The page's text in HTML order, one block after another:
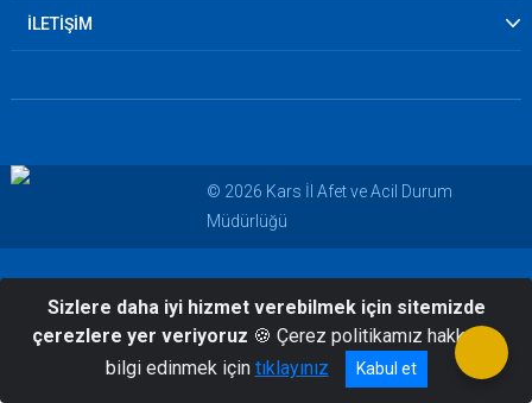
İLETİŞİM
© 2026 Kars İl Afet ve Acil Durum
Müdürlüğü
Sizlere daha iyi hizmet verebilmek için sitemizde
çerezlere yer veriyoruz 🍪 Çerez politikamız hakkında
bilgi edinmek için tıklayınız Kabul et